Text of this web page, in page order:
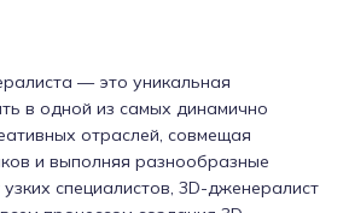
— это уникальная
в одной из самых динамично
отраслей, совмещая
и выполняя разнообразные
специалистов, 3D-дженералист